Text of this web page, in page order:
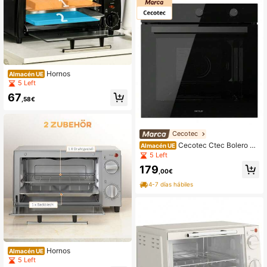
Almacén UE Hornos
5 Left
67 ,58€
Almacén UE Hornos
5 Left
recetas disponibles, accesorios incl
uido
Cecotec
Almacén UE Cecotec Ctec Bolero He
xa M236000 Glass Black Time A
5 Left
179 ,00€
4-7 días hábiles